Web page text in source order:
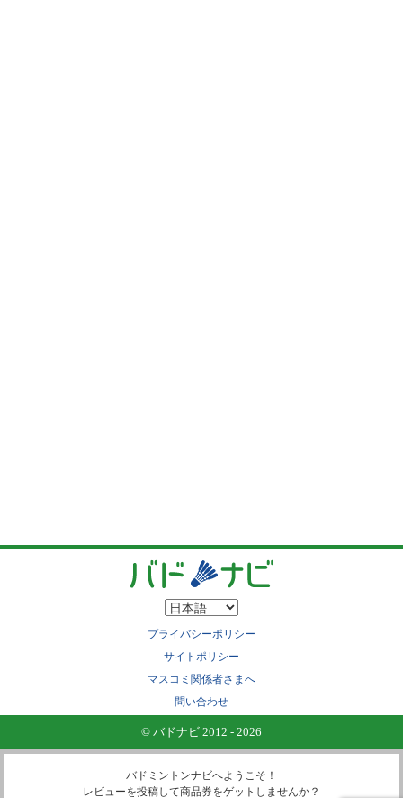
プライバシーポリシー
サイトポリシー
マスコミ関係者さまへ
問い合わせ
© バドナビ 2012 - 2026
バドミントンナビへようこそ！
レビューを投稿して商品券をゲットしませんか？